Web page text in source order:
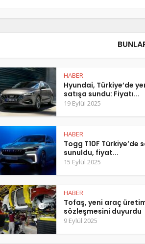
HABER
Hyundai, Türkiye’de
satışa sundu: Fiyatı...
19 Eylül 2025
HABER
Togg T10F Türkiye’de
sunuldu, fiyat...
15 Eylül 2025
HABER
Tofaş, yeni araç
sözleşmesini duyurdu
9 Eylül 2025